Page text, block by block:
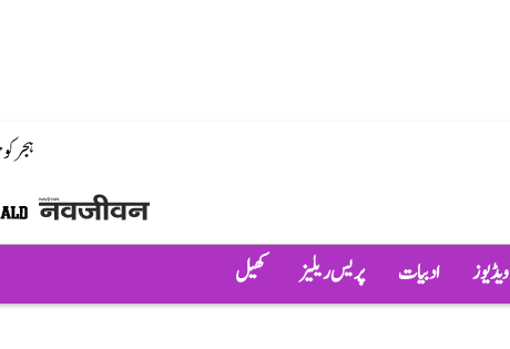
ہجر
ویڈیوز ادبیات پریس ریلیز کھیل